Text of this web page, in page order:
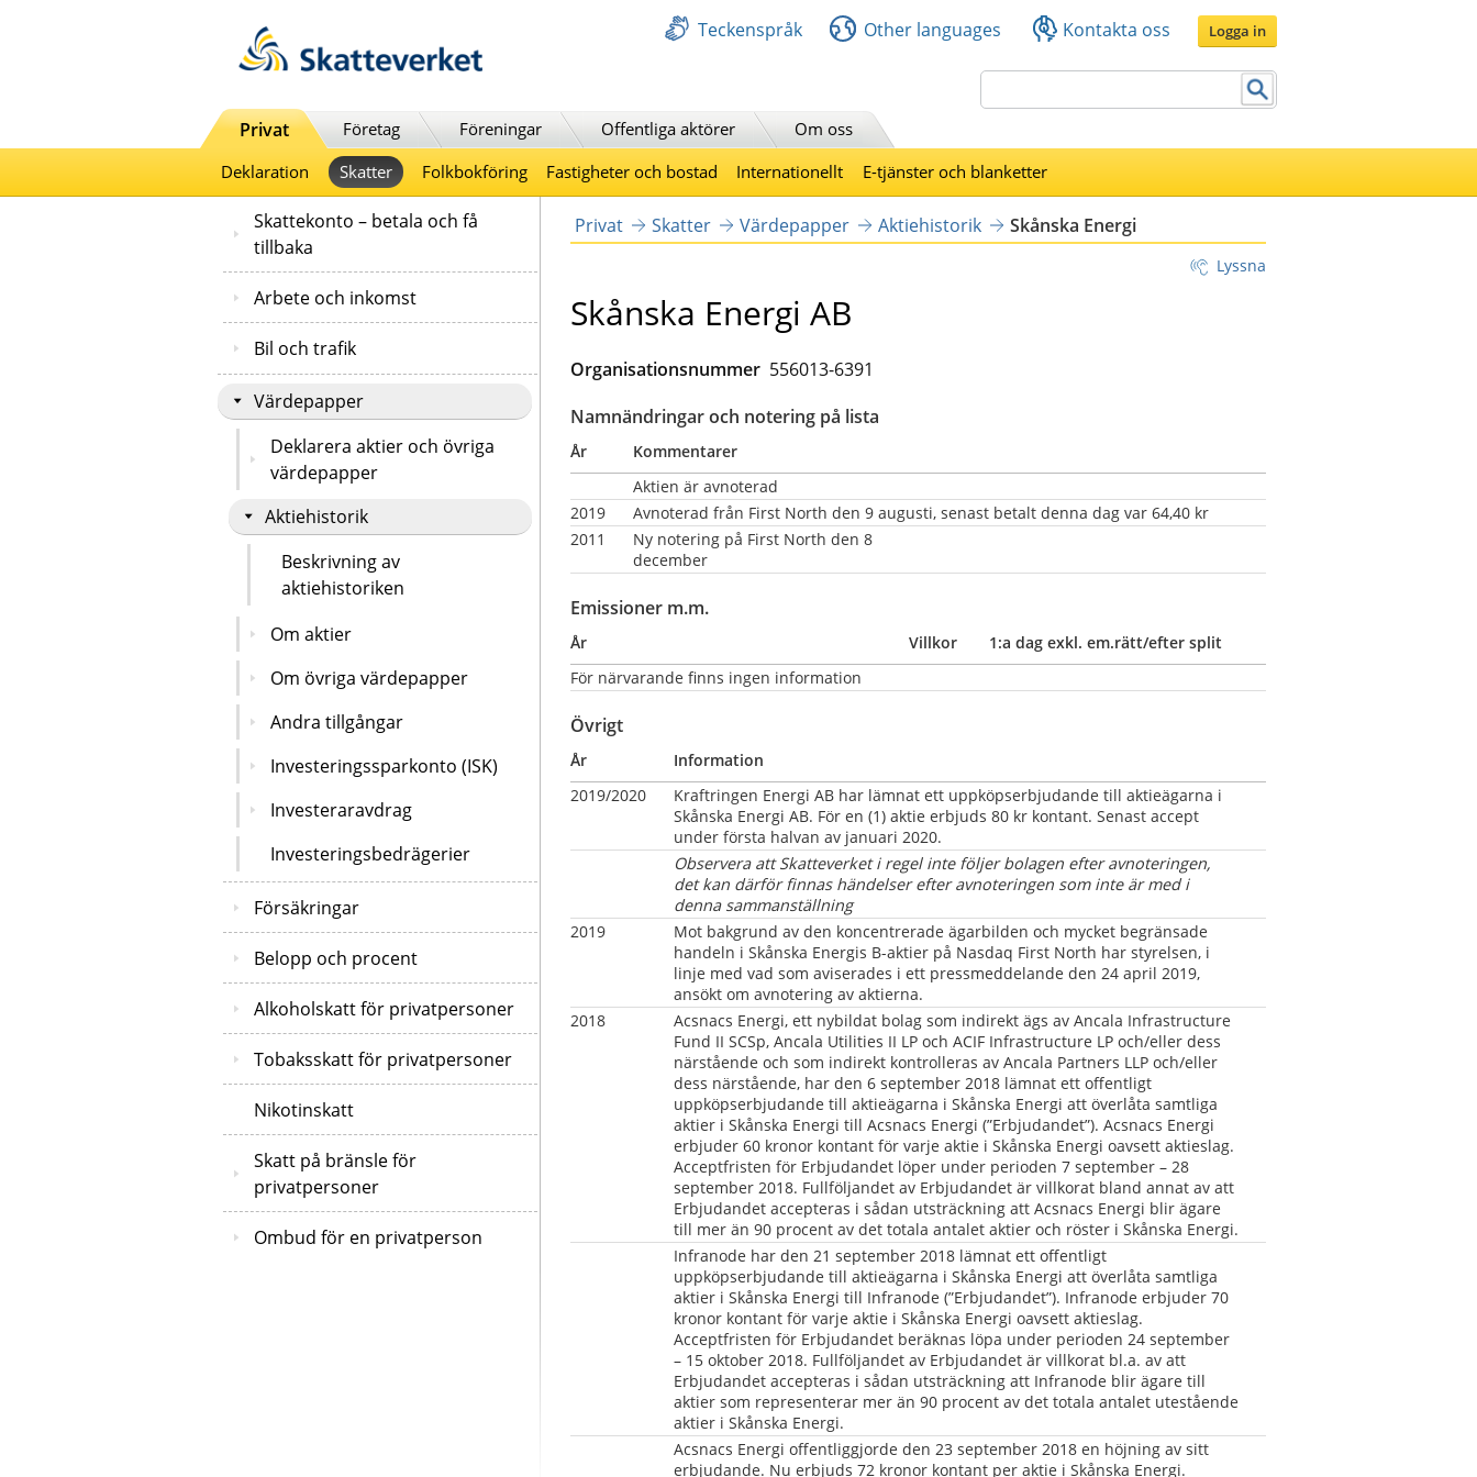
Teckenspråk Other languages Kontakta oss Logga in
Privat Företag Föreningar Offentliga aktörer
Om oss
Deklaration
Skatter Folkbokföring Fastigheter och bostad Internationellt E-tjänster och blanketter
Skattekonto – betala och få
tillbaka
Arbete och inkomst
Bil och trafik
Värdepapper
Deklarera aktier och övriga
värdepapper
Aktiehistorik
Beskrivning av
aktiehistoriken
Om aktier
Om övriga värdepapper
Andra tillgångar
Investeringssparkonto (ISK)
Investeraravdrag
Investeringsbedrägerier
Försäkringar
Belopp och procent
Alkoholskatt för privatpersoner
Tobaksskatt för privatpersoner
Nikotinskatt
Skatt på bränsle för
privatpersoner
Ombud för en privatperson
Privat Skatter Värdepapper Aktiehistorik Skånska Energi
Lyssna
Skånska Energi AB
Organisationsnummer 556013-6391
Namnändringar och notering på lista
År
Kommentarer
Aktien är avnoterad
2019
Avnoterad från First North den 9 augusti, senast betalt denna dag var 64,40 kr
2011
Ny notering på First North den 8
december
Emissioner m.m.
År Villkor
1:a dag exkl. em.rätt/efter split
För närvarande finns ingen information
Övrigt
År
Information
2019/2020
Kraftringen Energi AB har lämnat ett uppköpserbjudande till aktieägarna i
Skånska Energi AB. För en (1) aktie erbjuds 80 kr kontant. Senast accept
under första halvan av januari 2020.
Observera att Skatteverket i regel inte följer bolagen efter avnoteringen,
det kan därför finnas händelser efter avnoteringen som inte är med i
denna sammanställning
2019
Mot bakgrund av den koncentrerade ägarbilden och mycket begränsade
handeln i Skånska Energis B-aktier på Nasdaq First North har styrelsen, i
linje med vad som aviserades i ett pressmeddelande den 24 april 2019,
ansökt om avnotering av aktierna.
2018
Acsnacs Energi, ett nybildat bolag som indirekt ägs av Ancala Infrastructure
Fund II SCSp, Ancala Utilities II LP och ACIF Infrastructure LP och/eller dess
närstående och som indirekt kontrolleras av Ancala Partners LLP och/eller
dess närstående, har den 6 september 2018 lämnat ett offentligt
uppköpserbjudande till aktieägarna i Skånska Energi att överlåta samtliga
aktier i Skånska Energi till Acsnacs Energi (”Erbjudandet”). Acsnacs Energi
erbjuder 60 kronor kontant för varje aktie i Skånska Energi oavsett aktieslag.
Acceptfristen för Erbjudandet löper under perioden 7 september – 28
september 2018. Fullföljandet av Erbjudandet är villkorat bland annat av att
Erbjudandet accepteras i sådan utsträckning att Acsnacs Energi blir ägare
till mer än 90 procent av det totala antalet aktier och röster i Skånska Energi.
Infranode har den 21 september 2018 lämnat ett offentligt
uppköpserbjudande till aktieägarna i Skånska Energi att överlåta samtliga
aktier i Skånska Energi till Infranode (”Erbjudandet”). Infranode erbjuder 70
kronor kontant för varje aktie i Skånska Energi oavsett aktieslag.
Acceptfristen för Erbjudandet beräknas löpa under perioden 24 september
– 15 oktober 2018. Fullföljandet av Erbjudandet är villkorat bl.a. av att
Erbjudandet accepteras i sådan utsträckning att Infranode blir ägare till
aktier som representerar mer än 90 procent av det totala antalet utestående
aktier i Skånska Energi.
Acsnacs Energi offentliggjorde den 23 september 2018 en höjning av sitt
erbjudande. Nu erbjuds 72 kronor kontant per aktie i Skånska Energi.